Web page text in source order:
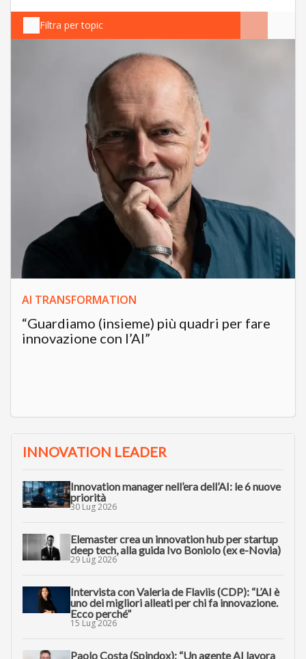
Filtra per topic
AI TRANSFORMATION
“Guardiamo (insieme) più quadri per fare
innovazione con l’AI”
INNOVATION LEADER
Innovation manager nell’era dell’AI: le 6 nuove
priorità
30 Lug 2026
Elemaster crea un innovation hub per startup
deep tech, alla guida Ivo Boniolo (ex e-Novia)
29 Lug 2026
Intervista con Valeria de Flaviis (CDP): “L’AI è
uno dei migliori alleati per chi fa innovazione.
Ecco perché”
15 Lug 2026
Paolo Costa (Spindox): “Un agente AI lavora